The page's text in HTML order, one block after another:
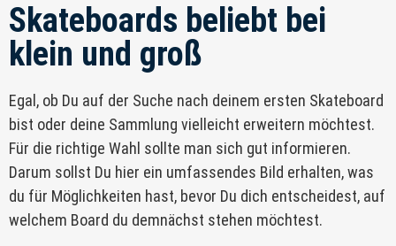
Skateboards beliebt bei
klein und groß
Egal, ob Du auf der Suche nach deinem ersten Skateboard
bist oder deine Sammlung vielleicht erweitern möchtest.
Für die richtige Wahl sollte man sich gut informieren.
Darum sollst Du hier ein umfassendes Bild erhalten, was
du für Möglichkeiten hast, bevor Du dich entscheidest, auf
welchem Board du demnächst stehen möchtest.